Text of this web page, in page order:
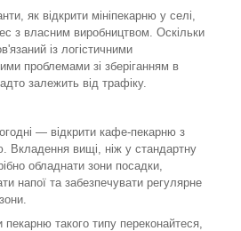
як відкрити мініпекарню у селі,
з власним виробництвом. Оскільки
із логістичними
проблемами зі зберіганням в
залежить від трафіку.
— відкрити кафе-пекарню з
Вкладення вищі, ніж у стандартну
обладнати зони посадки,
напої та забезпечувати регулярне
такого типу переконайтеся,